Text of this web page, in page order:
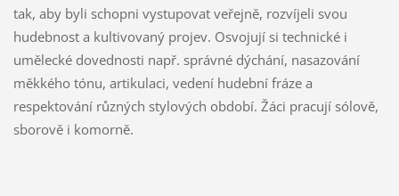
tak, aby byli schopni vystupovat veřejně, rozvíjeli svou
hudebnost a kultivovaný projev. Osvojují si technické i
umělecké dovednosti např. správné dýchání, nasazování
měkkého tónu, artikulaci, vedení hudební fráze a
respektování různých stylových období. Žáci pracují sólově,
sborově i komorně.